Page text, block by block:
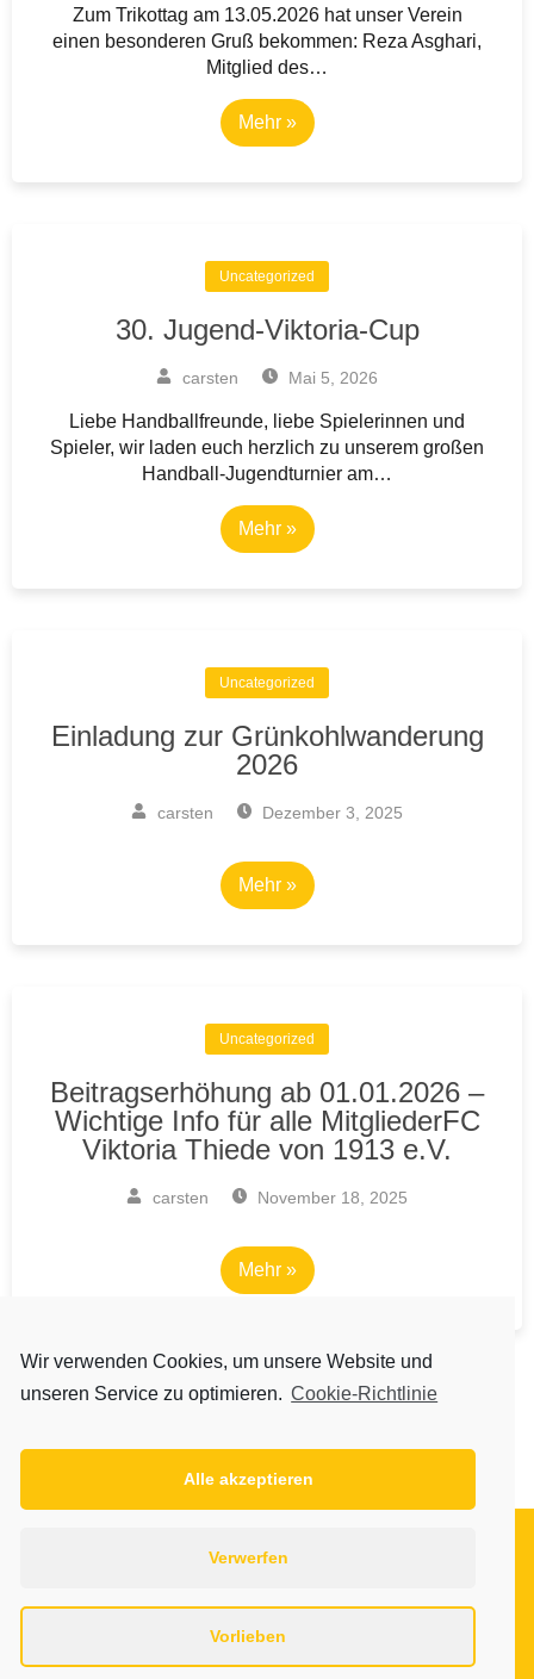
Zum Trikottag am 13.05.2026 hat unser Verein
einen besonderen Gruß bekommen: Reza Asghari,
Mitglied des…
Mehr »
Uncategorized
30. Jugend-Viktoria-Cup
carsten Mai 5, 2026
Liebe Handballfreunde, liebe Spielerinnen und
Spieler, wir laden euch herzlich zu unserem großen
Handball-Jugendturnier am…
Mehr »
Uncategorized
Einladung zur Grünkohlwanderung
2026
carsten Dezember 3, 2025
Mehr »
Uncategorized
Beitragserhöhung ab 01.01.2026 –
Wichtige Info für alle MitgliederFC
Viktoria Thiede von 1913 e.V.
carsten November 18, 2025
Mehr »
Nächste »
Datenschutzerklärung
Wir verwenden Cookies, um unsere Website und
unseren Service zu optimieren. Cookie-Richtlinie
Alle akzeptieren
Verwerfen
Vorlieben